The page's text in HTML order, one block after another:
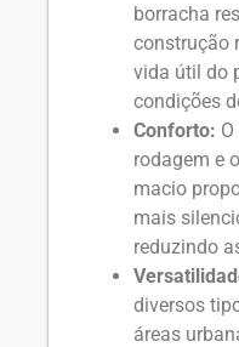
borracha
construção
vida útil do
condições
Conforto:
rodagem e
macio
mais
reduzindo
diversos
áreas